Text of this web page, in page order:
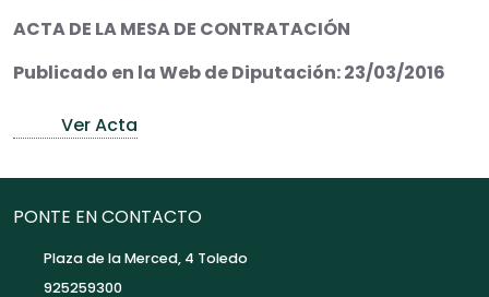
ACTA DE LA MESA DE CONTRATACIÓN
Publicado en la Web de Diputación: 23/03/2016
Ver Acta
PONTE EN CONTACTO
Plaza de la Merced, 4 Toledo
925259300